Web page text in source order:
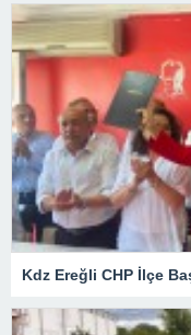
Kdz Ereğli CHP İlçe